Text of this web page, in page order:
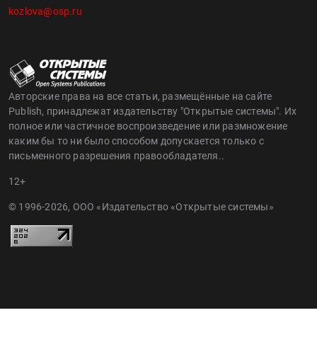
kozlova@osp.ru
Авторские права на все статьи, размещённые на сайте
Publish, принадлежат издательству "Открытые системы". Их
полное или частичное воспроизведение или размножение
каким бы то ни было способом допускается только с
письменного разрешения правообладателя..
12+
© 1996-2026, ООО «Издательство «Открытые системы»